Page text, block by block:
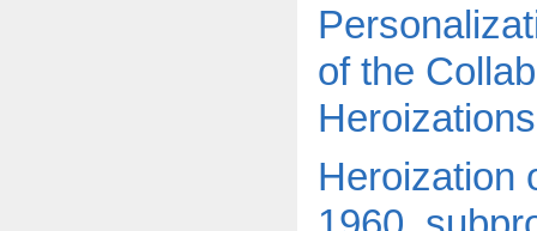
of the
Heroization